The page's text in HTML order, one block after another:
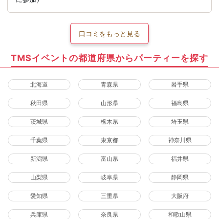
口コミをもっと見る
TMSイベントの都道府県からパーティーを探す
北海道 青森県 岩手県
秋田県 山形県 福島県
茨城県 栃木県 埼玉県
千葉県 東京都 神奈川県
新潟県 富山県 福井県
山梨県 岐阜県 静岡県
愛知県 三重県 大阪府
兵庫県 奈良県 和歌山県